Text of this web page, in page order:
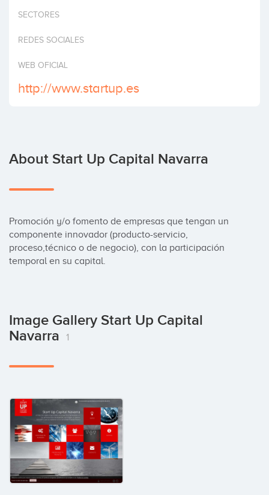
Invest
SECTORES
REDES SOCIALES
WEB OFICIAL
http://www.startup.es
About Start Up Capital Navarra
Promoción y/o fomento de empresas que tengan un
componente innovador (producto-servicio,
proceso,técnico o de negocio), con la participación
temporal en su capital.
Image Gallery Start Up Capital
Navarra
1